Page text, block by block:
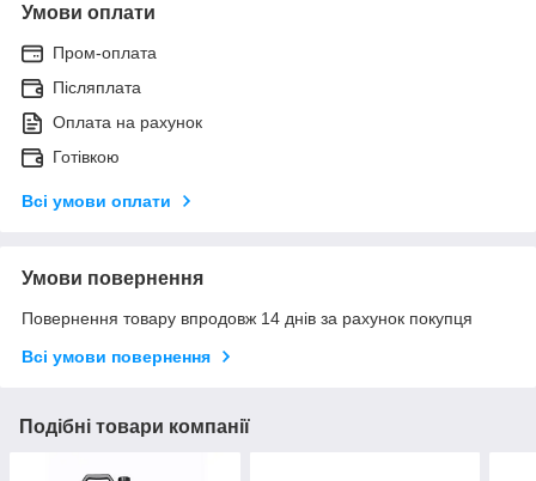
Умови оплати
Пром-оплата
Післяплата
Оплата на рахунок
Готівкою
Всі умови оплати
Умови повернення
Повернення товару впродовж 14 днів за рахунок покупця
Всі умови повернення
Подібні товари компанії